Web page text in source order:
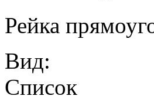
Рейка
Вид:
Список